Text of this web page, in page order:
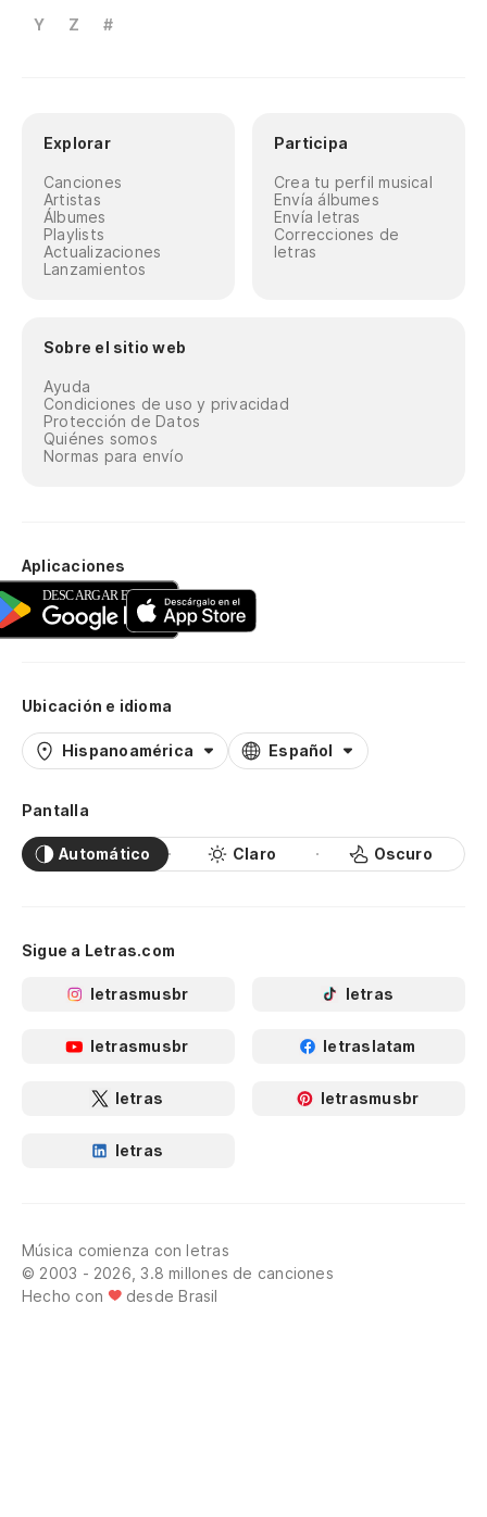
Y
Z #
Explorar
Canciones
Artistas
Álbumes
Playlists
Actualizaciones
Lanzamientos
Participa
Crea tu perfil musical
Envía álbumes
Envía letras
Correcciones de
letras
Sobre el sitio web
Ayuda
Condiciones de uso y privacidad
Protección de Datos
Quiénes somos
Normas para envío
Aplicaciones
Ubicación e idioma
Hispanoamérica Español
Pantalla
Automático Claro Oscuro
Sigue a Letras.com
letrasmusbr letras
letrasmusbr letraslatam
letras letrasmusbr
letras
Música comienza con letras
© 2003 - 2026, 3.8 millones de canciones
Hecho con
desde Brasil